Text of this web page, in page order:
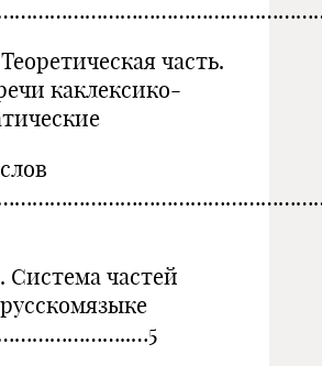
часть.
каклексико-
частей